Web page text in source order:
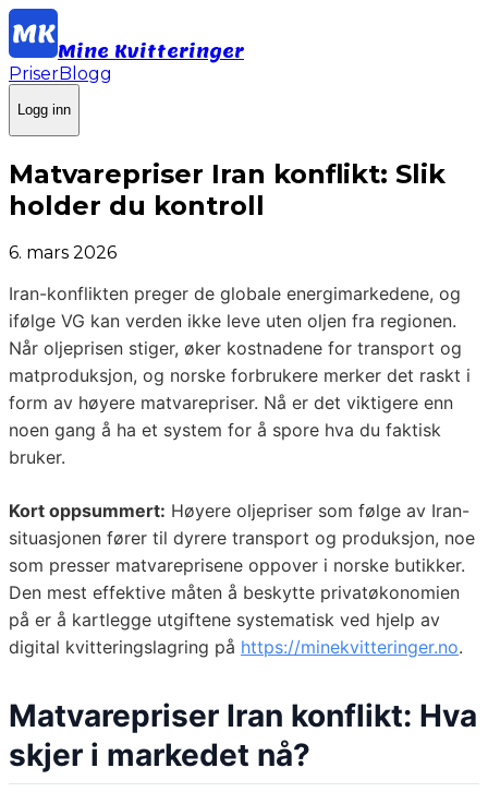
Mine Kvitteringer
PriserBlogg
Logg inn
Matvarepriser Iran konflikt: Slik
holder du kontroll
6. mars 2026
Iran-konflikten preger de globale energimarkedene, og
ifølge VG kan verden ikke leve uten oljen fra regionen.
Når oljeprisen stiger, øker kostnadene for transport og
matproduksjon, og norske forbrukere merker det raskt i
form av høyere matvarepriser. Nå er det viktigere enn
noen gang å ha et system for å spore hva du faktisk
bruker.
Kort oppsummert: Høyere oljepriser som følge av Iran-
situasjonen fører til dyrere transport og produksjon, noe
som presser matvareprisene oppover i norske butikker.
Den mest effektive måten å beskytte privatøkonomien
på er å kartlegge utgiftene systematisk ved hjelp av
digital kvitteringslagring på https://minekvitteringer.no.
Matvarepriser Iran konflikt: Hva
skjer i markedet nå?